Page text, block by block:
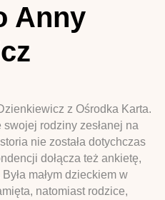
Anny
z Ośrodka Karta.
rodziny zesłanej na
nie została dotychczas
dołącza też ankietę,
małym dzieckiem w
natomiast rodzice,